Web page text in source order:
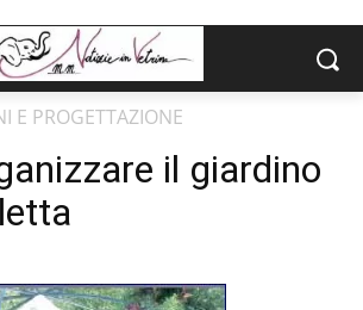
E PROGETTAZIONE
il giardino